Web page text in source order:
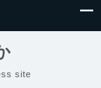
site